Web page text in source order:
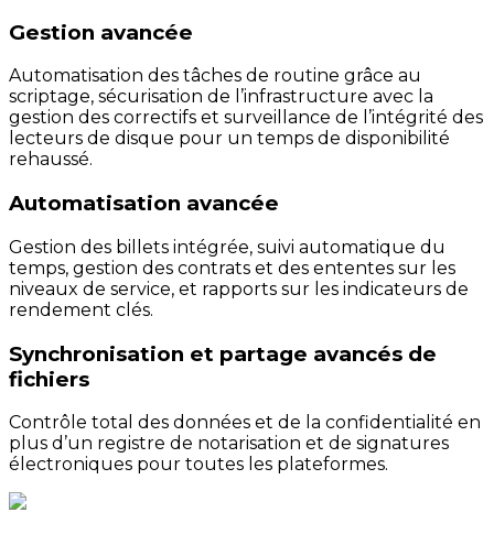
Gestion avancée
Automatisation des tâches de routine grâce au
scriptage, sécurisation de l’infrastructure avec la
gestion des correctifs et surveillance de l’intégrité des
lecteurs de disque pour un temps de disponibilité
rehaussé.
Automatisation avancée
Gestion des billets intégrée, suivi automatique du
temps, gestion des contrats et des ententes sur les
niveaux de service, et rapports sur les indicateurs de
rendement clés.
Synchronisation et partage avancés de
fichiers
Contrôle total des données et de la confidentialité en
plus d’un registre de notarisation et de signatures
électroniques pour toutes les plateformes.